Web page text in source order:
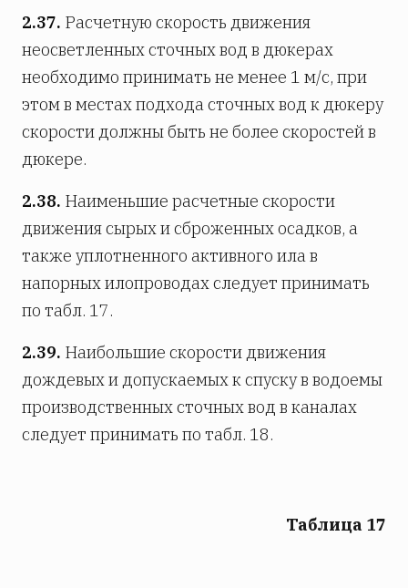
2.37. Расчетную скорость движения
неосветленных сточных вод в дюкерах
необходимо принимать не менее 1 м/с, при
этом в местах подхода сточных вод к дюкеру
скорости должны быть не более скоростей в
дюкере.
2.38. Наименьшие расчетные скорости
движения сырых и сброженных осадков, а
также уплотненного активного ила в
напорных илопроводах следует принимать
по табл. 17.
2.39. Наибольшие скорости движения
дождевых и допускаемых к спуску в водоемы
производственных сточных вод в каналах
следует принимать по табл. 18.
Таблица 17